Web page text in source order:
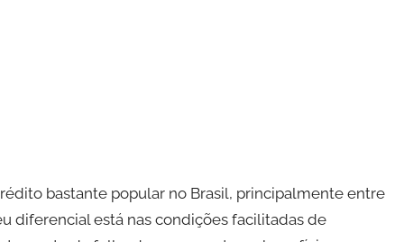
bastante popular no Brasil, principalmente entre
diferencial está nas condições facilitadas de